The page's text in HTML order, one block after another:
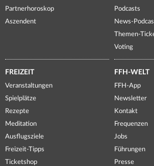
Partnerhoroskop
Aszendent
Podcasts
News-
Themen-
Voting
FREIZEIT
Veranstaltungen
Spielplätze
Rezepte
Meditation
Ausflugsziele
Freizeit-Tipps
Ticketshop
FFH-WELT
FFH-App
Newsletter
Kontakt
Frequenzen
Jobs
Führungen
Presse